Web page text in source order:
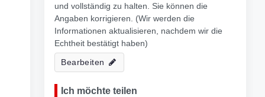
und vollständig zu halten. Sie können die
Angaben korrigieren. (Wir werden die
Informationen aktualisieren, nachdem wir die
Echtheit bestätigt haben)
Bearbeiten
Ich möchte teilen